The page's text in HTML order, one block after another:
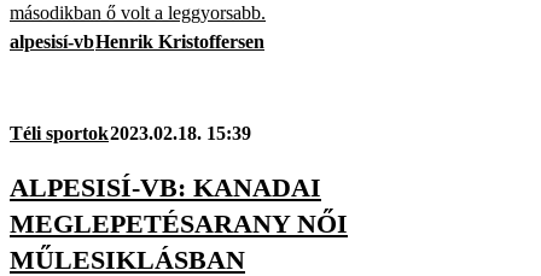
másodikban ő volt a leggyorsabb.
alpesisí-vbHenrik Kristoffersen
Téli sportok2023.02.18. 15:39
ALPESISÍ-VB: KANADAI
MEGLEPETÉSARANY NŐI
MŰLESIKLÁSBAN